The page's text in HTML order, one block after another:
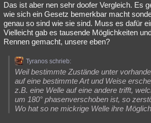
Das ist aber nen sehr doofer Vergleich. Es
wie sich ein Gesetz bemerkbar macht
genau so sind wie sie sind. Muss es dafür
Vielleicht gab es tausende Möglichkeiten
Rennen gemacht, unsere eben?
Tyranos schrieb:
Weil bestimmte Zustände unter
auf eine bestimmte Art und Weise
z.B. eine Welle auf eine andere trifft,
um 180° phasenverschoben ist, so
Wo hat so ne mickrige Welle ihre